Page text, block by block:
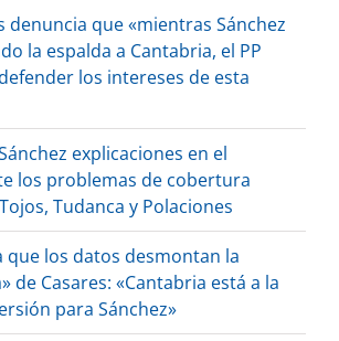
denuncia que «mientras Sánchez
la espalda a Cantabria, el PP
los intereses de esta
explicaciones en el
los problemas de cobertura
Tudanca y Polaciones
que los datos desmontan la
de Casares: «Cantabria está a la
para Sánchez»